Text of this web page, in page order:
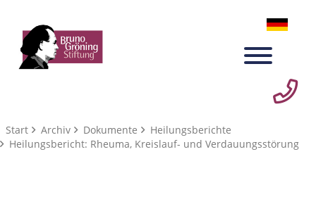
Start Archiv Dokumente Heilungsberichte
Heilungsbericht: Rheuma, Kreislauf- und Verdauungsstörung